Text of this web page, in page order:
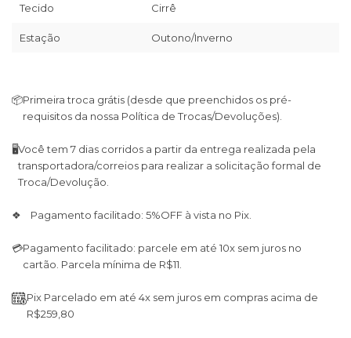
Tecido Cirrê
Estação Outono/Inverno
📦Primeira troca grátis (desde que preenchidos os pré-
requisitos da nossa Política de Trocas/Devoluções).
🖥Você tem 7 dias corridos a partir da entrega realizada pela
transportadora/correios para realizar a solicitação formal de
Troca/Devolução.
❖ Pagamento facilitado: 5%OFF à vista no Pix.
💳Pagamento facilitado: parcele em até 10x sem juros no
cartão. Parcela mínima de R$11.
Pix Parcelado em até 4x sem juros em compras acima de
R$259,80